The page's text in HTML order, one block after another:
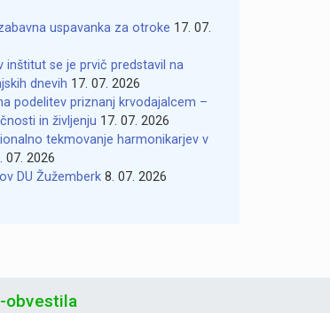
uspavanka za otroke 17. 07.
inštitut se je prvič predstavil na
dnevih 17. 07. 2026
podelitev priznanj krvodajalcem –
in življenju 17. 07. 2026
tekmovanje harmonikarjev v
07. 2026
DU Žužemberk 8. 07. 2026
obvestila